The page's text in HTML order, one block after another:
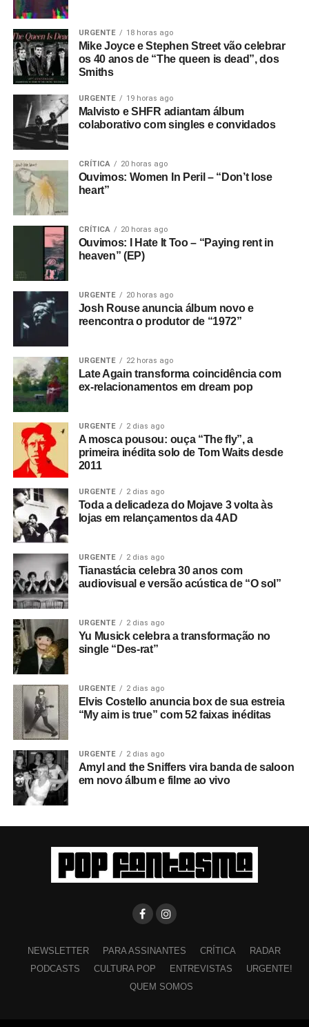
URGENTE 18 horas ago
Mike Joyce e Stephen Street vão celebrar
os 40 anos de “The queen is dead”, dos
Smiths
URGENTE 19 horas ago
Malvisto e SHFR adiantam álbum
colaborativo com singles e convidados
CRÍTICA 20 horas ago
Ouvimos: Women In Peril – “Don’t lose
heart”
CRÍTICA 20 horas ago
Ouvimos: I Hate It Too – “Paying rent in
heaven” (EP)
URGENTE 20 horas ago
Josh Rouse anuncia álbum novo e
reencontra o produtor de “1972”
URGENTE 22 horas ago
Late Again transforma coincidência com
ex-relacionamentos em dream pop
URGENTE 2 dias ago
A mosca pousou: ouça “The fly”, a
primeira inédita solo de Tom Waits desde
2011
URGENTE 2 dias ago
Toda a delicadeza do Mojave 3 volta às
lojas em relançamentos da 4AD
URGENTE 2 dias ago
Tianastácia celebra 30 anos com
audiovisual e versão acústica de “O sol”
URGENTE 2 dias ago
Yu Musick celebra a transformação no
single “Des-rat”
URGENTE 2 dias ago
Elvis Costello anuncia box de sua estreia
“My aim is true” com 52 faixas inéditas
URGENTE 2 dias ago
Amyl and the Sniffers vira banda de saloon
em novo álbum e filme ao vivo
NEWSLETTER PARA ASSINANTES CRÍTICA
RADAR
PODCASTS
CULTURA POP ENTREVISTAS
URGENTE!
QUEM SOMOS